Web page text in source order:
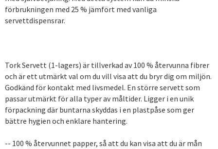
förbrukningen med 25 % jämfört med vanliga
servettdispensrar.
Tork Servett (1-lagers) är tillverkad av 100 % återvunna fibrer
och är ett utmärkt val om du vill visa att du bryr dig om miljön.
Godkänd för kontakt med livsmedel. En större servett som
passar utmärkt för alla typer av måltider. Ligger i en unik
förpackning där buntarna skyddas i en plastpåse som ger
bättre hygien och enklare hantering.
-- 100 % återvunnet papper, så att du kan visa att du är mån